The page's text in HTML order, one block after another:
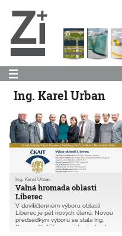
Ing. Karel Urban
Valná hromada oblasti
Liberec
Ing. Karel Urban
V devítičlenném výboru oblasti
Liberec je pět nových členů. Novou
předsedkyní výboru se stala Ing.
Dagmar Vojtíšková, místopředsedou